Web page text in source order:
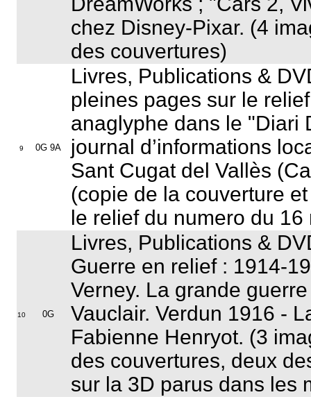
chez Disney-Pixar. (4
des couvertures)
9 0G 9A
Livres, Publications &
pleines pages sur le
anaglyphe dans le "Diari
journal d’informations
Sant Cugat del Vallès
(copie de la couverture
le relief du numero du
10 0G
Livres, Publications &
Guerre en relief : 1914-
Verney. La grande
Vauclair. Verdun 1916 -
Fabienne Henryot. (3
des couvertures, deux
sur la 3D parus dans les